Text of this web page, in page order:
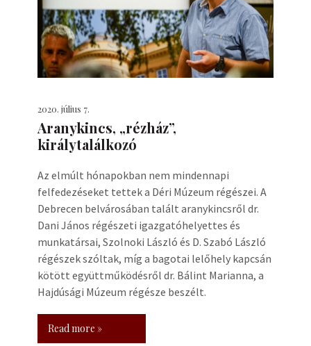
2020. július 7.
Aranykincs, „rézház”,
királytalálkozó
Az elmúlt hónapokban nem mindennapi
felfedezéseket tettek a Déri Múzeum régészei. A
Debrecen belvárosában talált aranykincsről dr.
Dani János régészeti igazgatóhelyettes és
munkatársai, Szolnoki László és D. Szabó László
régészek szóltak, míg a bagotai lelőhely kapcsán
kötött együttműködésről dr. Bálint Marianna, a
Hajdúsági Múzeum régésze beszélt.
Read more »